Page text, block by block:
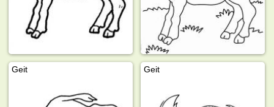
Geit Geit